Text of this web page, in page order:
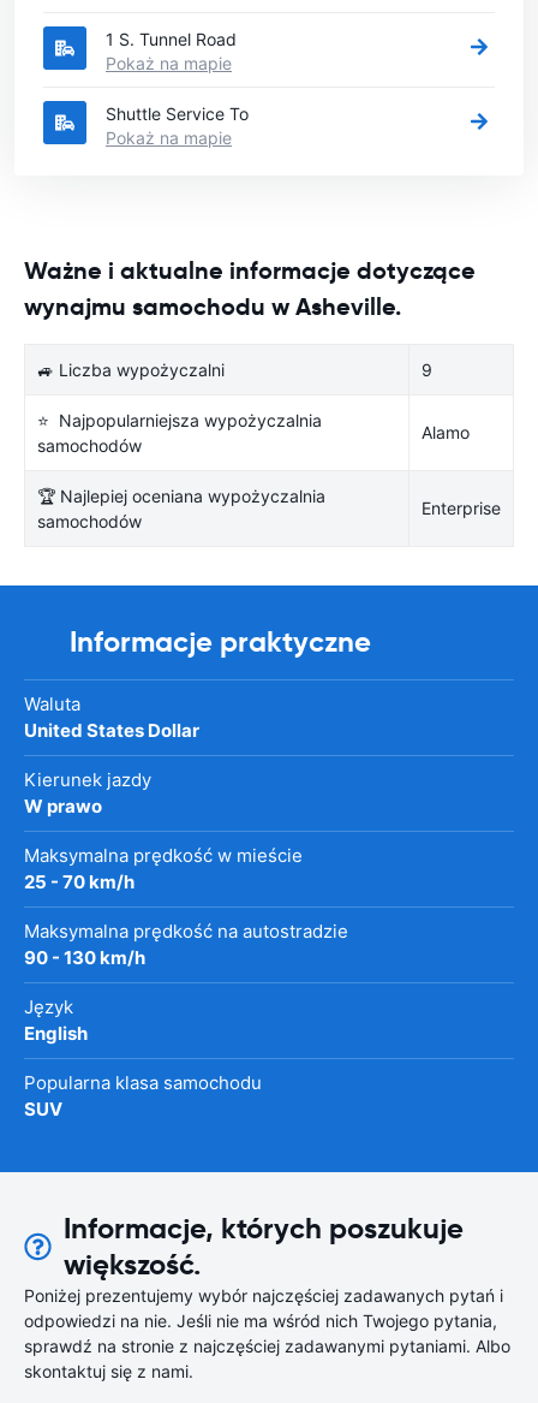
1 S. Tunnel Road
Pokaż na mapie
Shuttle Service To
Pokaż na mapie
Ważne i aktualne informacje dotyczące
wynajmu samochodu w Asheville.
🚙 Liczba wypożyczalni 9
⭐ Najpopularniejsza wypożyczalnia
samochodów
Alamo
🏆 Najlepiej oceniana wypożyczalnia
samochodów
Enterprise
Informacje praktyczne
Waluta
United States Dollar
Kierunek jazdy
W prawo
Maksymalna prędkość w mieście
25 - 70 km/h
Maksymalna prędkość na autostradzie
90 - 130 km/h
Język
English
Popularna klasa samochodu
SUV
Informacje, których poszukuje
większość.
Poniżej prezentujemy wybór najczęściej zadawanych pytań i
odpowiedzi na nie. Jeśli nie ma wśród nich Twojego pytania,
sprawdź na stronie z najczęściej zadawanymi pytaniami. Albo
skontaktuj się z nami.